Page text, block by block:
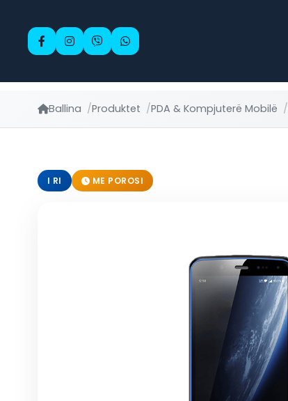
Ballina Produktet PDA & Kompjuterë Mobilë
I RI ME POROSI